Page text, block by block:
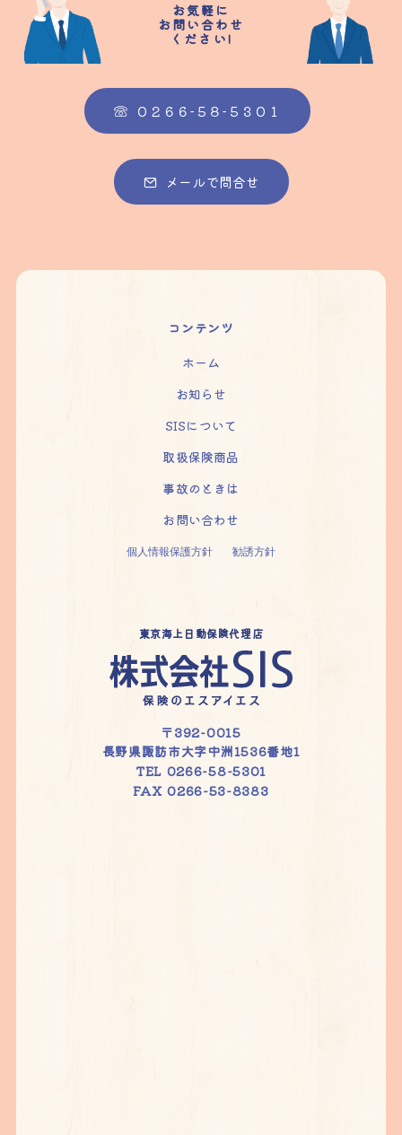
お気軽に
お問い合わせ
ください!
０２６６-５８-５３０１
メールで問合せ
コンテンツ
ホーム
お知らせ
SISについて
取扱保険商品
事故のときは
お問い合わせ
個人情報保護方針 勧誘方針
東京海上日動保険代理店
〒392-0015
長野県諏訪市大字中洲1536番地1
TEL 0266-58-5301
FAX 0266-53-8383